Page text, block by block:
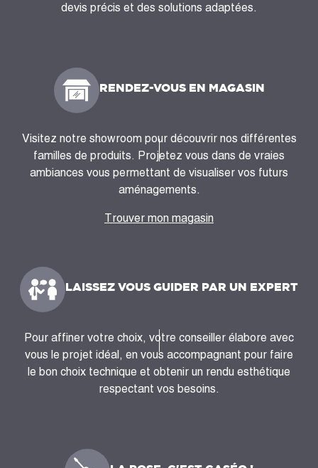
devis précis et des solutions adaptées.
RENDEZ-VOUS EN MAGASIN
Visitez notre showroom pour découvrir nos différentes
familles de produits. Projetez vous dans de vraies
ambiances vous permettant de visualiser vos futurs
aménagements.
Trouver mon magasin
LAISSEZ VOUS GUIDER PAR UN EXPERT
Pour affiner votre choix, votre conseiller élabore avec
vous le projet idéal, en vous accompagnant pour faire
le bon choix technique et obtenir un rendu esthétique
respectant vos besoins.